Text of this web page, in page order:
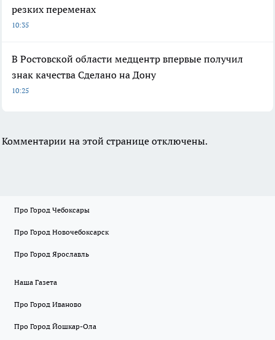
резких переменах
10:35
В Ростовской области медцентр впервые получил
знак качества Сделано на Дону
10:25
Комментарии на этой странице отключены.
Про Город Чебоксары
Про Город Новочебоксарск
Про Город Ярославль
Наша Газета
Про Город Иваново
Про Город Йошкар-Ола